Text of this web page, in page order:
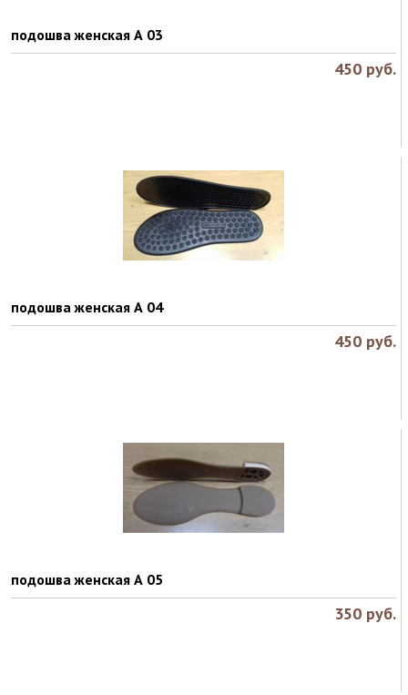
подошва женская А 03
450 руб.
подошва женская А 04
450 руб.
подошва женская А 05
350 руб.